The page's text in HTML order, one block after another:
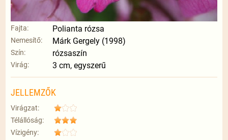
Fajta: Polianta rózsa
Nemesítő: Márk Gergely (1998)
Szín: rózsaszín
Virág: 3 cm, egyszerű
JELLEMZŐK
Virágzat:
Télállóság:
Vízigény: